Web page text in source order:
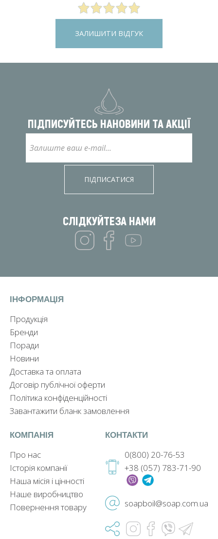
ЗАЛИШИТИ ВІДГУК
ПІДПИСУЙТЕСЬ НАНОВИНИ ТА АКЦІЇ
ПІДПИСАТИСЯ
СЛІДКУЙТЕЗА НАМИ
ІНФОРМАЦІЯ
Продукція
Бренди
Поради
Новини
Доставка та оплата
Договір публічної оферти
Політика конфіденційності
Завантажити бланк замовлення
КОМПАНІЯ
Про нас
Історія компанії
Наша місія і цінності
Наше виробництво
Повернення товару
КОНТАКТИ
0(800) 20-76-53
+38 (057) 783-71-90
soapboil@soap.com.ua